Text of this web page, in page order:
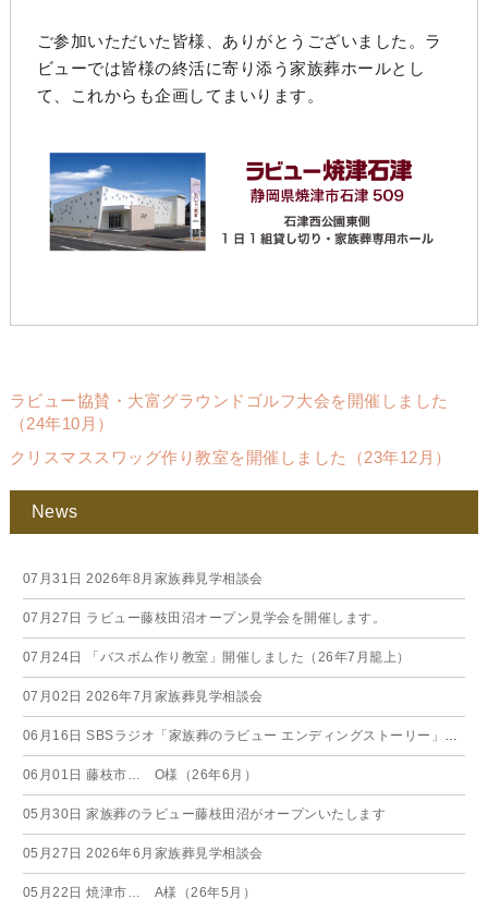
ご参加いただいた皆様、ありがとうございました。ラ
ビューでは皆様の終活に寄り添う家族葬ホールとし
て、これからも企画してまいります。
ラビュー協賛・大富グラウンドゴルフ大会を開催しました
（24年10月）
クリスマススワッグ作り教室を開催しました（23年12月）
News
07月31日 2026年8月家族葬見学相談会
07月27日 ラビュー藤枝田沼オープン見学会を開催します。
07月24日 「バスボム作り教室」開催しました（26年7月籠上）
07月02日 2026年7月家族葬見学相談会
06月16日 SBSラジオ「家族葬のラビュー エンディングストーリー」に弊社スタッフが出演いたしました（26年6月）
06月01日 藤枝市… O様（26年6月）
05月30日 家族葬のラビュー藤枝田沼がオープンいたします
05月27日 2026年6月家族葬見学相談会
05月22日 焼津市… A様（26年5月）